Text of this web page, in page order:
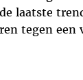
laatste
tegen